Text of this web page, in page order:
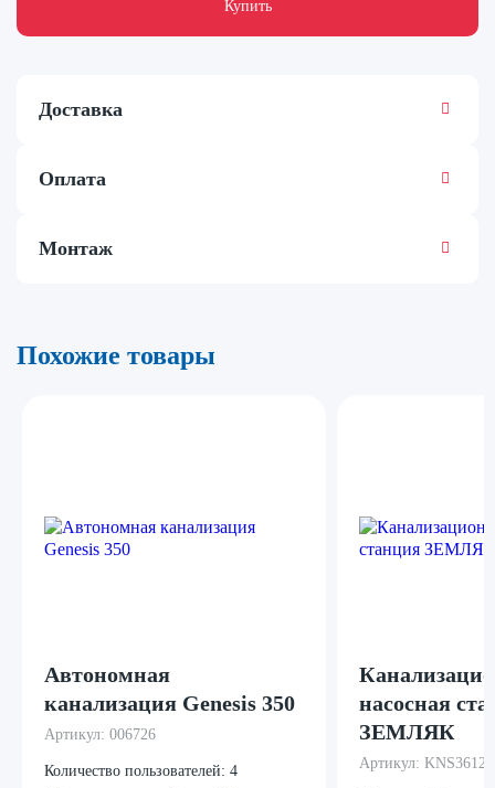
Купить
Доставка
Оплата
Монтаж
Похожие товары
Автономная
канализация Genesis 350
Артикул: 006726
Количество пользователей: 4
насосная
ЗЕМЛЯК
Артикул: KNS3612